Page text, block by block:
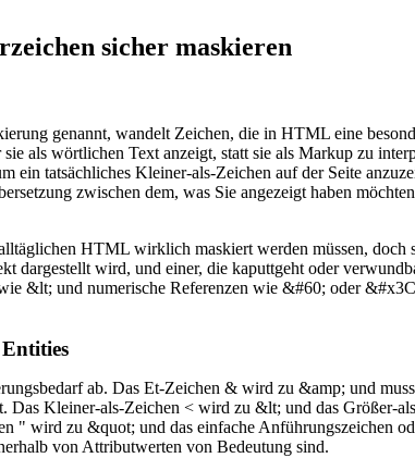
sicher maskieren
genannt, wandelt Zeichen, die in HTML eine
als wörtlichen Text anzeigt, statt sie als Markup zu
ein tatsächliches Kleiner-als-Zeichen auf der Seite
zwischen dem, was Sie angezeigt haben
HTML wirklich maskiert werden müssen, doch
dargestellt wird, und einer, die kaputtgeht oder
&lt; und numerische Referenzen wie &#60; oder
ab. Das Et-Zeichen & wird zu &amp; und
Das Kleiner-als-Zeichen < wird zu &lt; und das Größer-
" wird zu &quot; und das einfache Anführungszeichen
von Attributwerten von Bedeutung sind.